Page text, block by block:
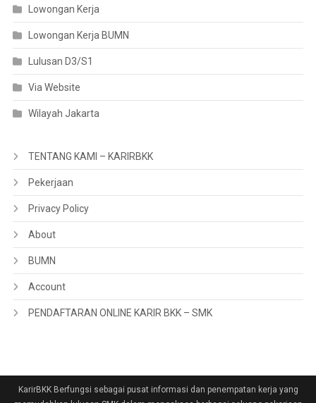
Lowongan Kerja
Lowongan Kerja BUMN
Lulusan D3/S1
Via Website
Wilayah Jakarta
TENTANG KAMI – KARIRBKK
Pekerjaan
Privacy Policy
About
BUMN
Account
PENDAFTARAN ONLINE KARIR BKK – SMK
KarirBKK Berfungsi sebagai pusat informasi dan penempatan kerja yang